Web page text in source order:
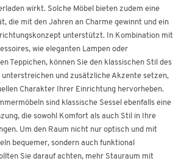
wirkt. Solche Möbel bieten zudem eine
die mit den Jahren an Charme gewinnt und ein
unterstützt. In Kombination mit
wie eleganten Lampen oder
Teppichen, können Sie den klassischen Stil des
unterstreichen und zusätzliche Akzente setzen,
Charakter Ihrer Einrichtung hervorheben.
sind klassische Sessel ebenfalls eine
die sowohl Komfort als auch Stil in Ihre
Um den Raum nicht nur optisch und mit
bequemer, sondern auch funktional
Sie darauf achten, mehr Stauraum mit